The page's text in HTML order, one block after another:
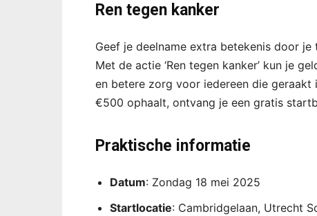
Ren tegen kanker
Geef je deelname extra betekenis door
Met de actie ‘Ren tegen kanker’ kun je
en betere zorg voor iedereen die
€500 ophaalt, ontvang je een gratis
Praktische informatie
Datum: Zondag 18 mei 2025
Startlocatie: Cambridgelaan, Utrecht